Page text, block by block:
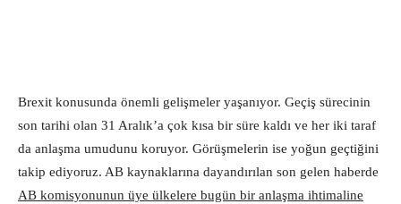
Brexit konusunda önemli gelişmeler yaşanıyor. Geçiş sürecinin
son tarihi olan 31 Aralık’a çok kısa bir süre kaldı ve her iki taraf
da anlaşma umudunu koruyor. Görüşmelerin ise yoğun geçtiğini
takip ediyoruz. AB kaynaklarına dayandırılan son gelen haberde
AB komisyonunun üye ülkelere bugün bir anlaşma ihtimaline